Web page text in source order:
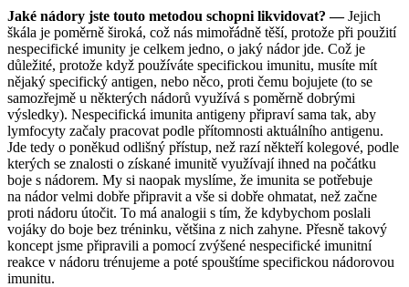
Jaké nádory jste touto metodou schopni likvidovat? —Jejich
škála je poměrně široká, což nás mimořádně těší, protože při použití
nespecifické imunity je celkem jedno, o jaký nádor jde. Což je
důležité, protože když používáte specifickou imunitu, musíte mít
nějaký specifický antigen, nebo něco, proti čemu bojujete (to se
samozřejmě u některých nádorů využívá s poměrně dobrými
výsledky). Nespecifická imunita antigeny připraví sama tak, aby
lymfocyty začaly pracovat podle přítomnosti aktuálního antigenu.
Jde tedy o poněkud odlišný přístup, než razí někteří kolegové, podle
kterých se znalosti o získané imunitě využívají ihned na počátku
boje s nádorem. My si naopak myslíme, že imunita se potřebuje
na nádor velmi dobře připravit a vše si dobře ohmatat, než začne
proti nádoru útočit. To má analogii s tím, že kdybychom poslali
vojáky do boje bez tréninku, většina z nich zahyne. Přesně takový
koncept jsme připravili a pomocí zvýšené nespecifické imunitní
reakce v nádoru trénujeme a poté spouštíme specifickou nádorovou
imunitu.